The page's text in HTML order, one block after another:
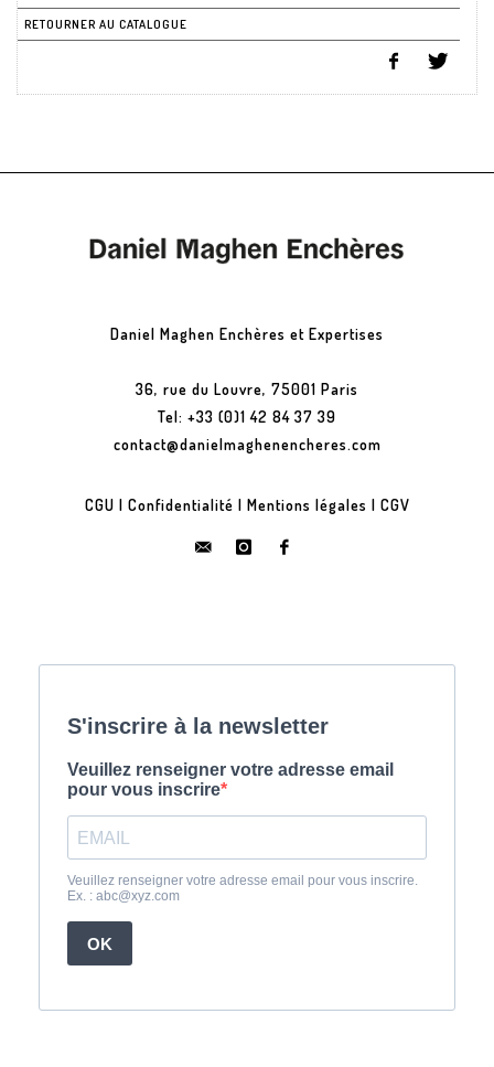
RETOURNER AU CATALOGUE
Daniel Maghen Enchères et Expertises
36, rue du Louvre, 75001 Paris
Tel: +33 (0)1 42 84 37 39
contact@danielmaghenencheres.com
CGU | Confidentialité | Mentions légales | CGV